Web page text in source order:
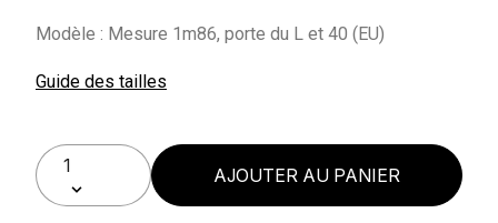
Modèle : Mesure 1m86, porte du L et 40 (EU)
Guide des tailles
AJOUTER AU PANIER